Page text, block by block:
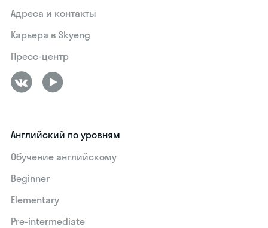
Адреса и контакты
Карьера в Skyeng
Пресс-центр
Английский по уровням
Обучение английскому
Beginner
Elementary
Pre-intermediate